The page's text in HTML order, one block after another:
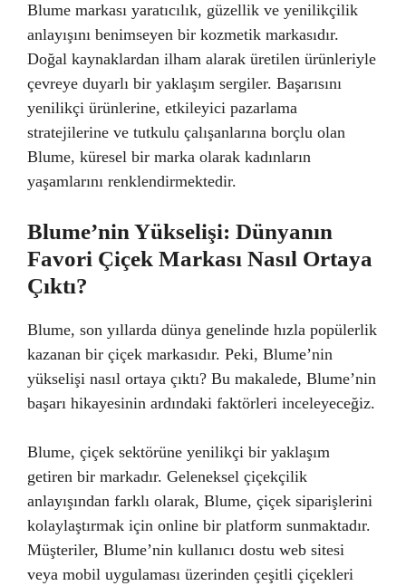
Blume markası yaratıcılık, güzellik ve yenilikçilik
anlayışını benimseyen bir kozmetik markasıdır.
Doğal kaynaklardan ilham alarak üretilen ürünleriyle
çevreye duyarlı bir yaklaşım sergiler. Başarısını
yenilikçi ürünlerine, etkileyici pazarlama
stratejilerine ve tutkulu çalışanlarına borçlu olan
Blume, küresel bir marka olarak kadınların
yaşamlarını renklendirmektedir.
Blume’nin Yükselişi: Dünyanın
Favori Çiçek Markası Nasıl Ortaya
Çıktı?
Blume, son yıllarda dünya genelinde hızla popülerlik
kazanan bir çiçek markasıdır. Peki, Blume’nin
yükselişi nasıl ortaya çıktı? Bu makalede, Blume’nin
başarı hikayesinin ardındaki faktörleri inceleyeceğiz.
Blume, çiçek sektörüne yenilikçi bir yaklaşım
getiren bir markadır. Geleneksel çiçekçilik
anlayışından farklı olarak, Blume, çiçek siparişlerini
kolaylaştırmak için online bir platform sunmaktadır.
Müşteriler, Blume’nin kullanıcı dostu web sitesi
veya mobil uygulaması üzerinden çeşitli çiçekleri